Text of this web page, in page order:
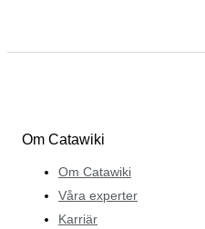
Om Catawiki
Om Catawiki
Våra experter
Karriär